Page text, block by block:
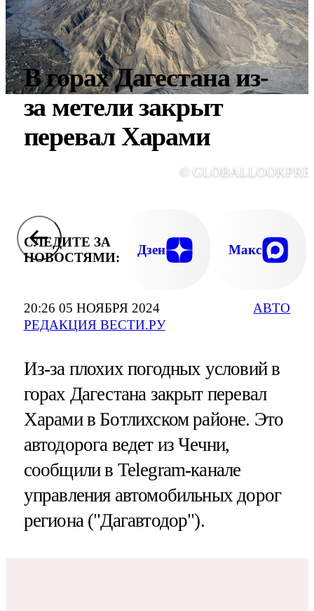
20:26 05 НОЯБРЯ 2024
РЕДАКЦИЯ ВЕСТИ.РУ
АВТО
В горах Дагестана из-
за метели закрыт
перевал Харами
©
СЛЕДИТЕ ЗА
НОВОСТЯМИ:
Дзен Макс
Из-за плохих погодных условий в
горах Дагестана закрыт перевал
Харами в Ботлихском районе. Это
автодорога ведет из Чечни,
сообщили в Telegram-канале
управления автомобильных дорог
региона ("Дагавтодор").